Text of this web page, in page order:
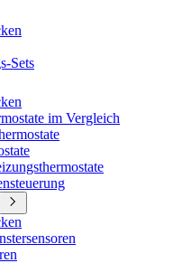
Sets
im Vergleich